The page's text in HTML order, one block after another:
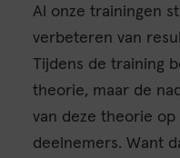
Al onze trainingen
verbeteren van
Tijdens de training
theorie, maar de
van deze theorie op
deelnemers. Want